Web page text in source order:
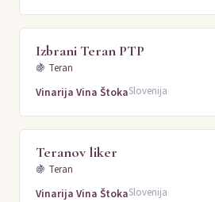
Izbrani Teran PTP
🍇 Teran
Vinarija Vina ŠtokaSlovenija
Teranov liker
🍇 Teran
Vinarija Vina ŠtokaSlovenija